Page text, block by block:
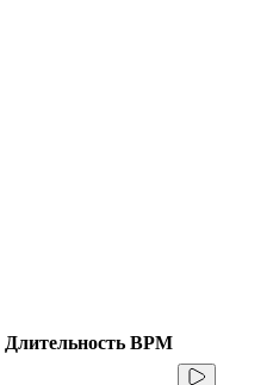
Длительность BPM